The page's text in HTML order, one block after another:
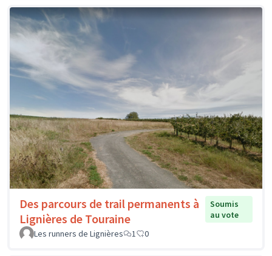
Des parcours de trail permanents à
Lignières de Touraine
Soumis
au vote
Les runners de Lignières
1 0